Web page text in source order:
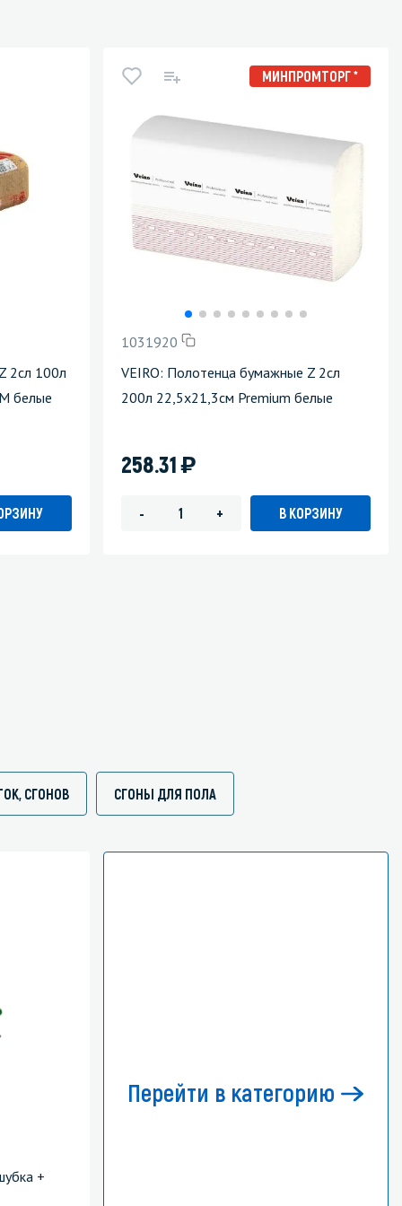
2сл 100л
белые
МИНПРОМТОРГ *
1031920
VEIRO: Полотенца бумажные Z 2сл
200л 22,5х21,3см Premium белые
258.31)
- + В КОРЗИНУ
СГОНОВ СГОНЫ ДЛЯ ПОЛА
+
Перейти в категорию